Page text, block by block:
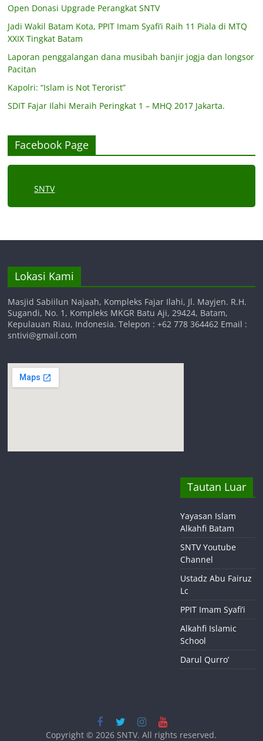
Open Donasi Upgrade Perangkat SNTV
Jadi Wakil Batam Kota, PPIT Imam Syafi’i Raih 11 Piala di MTQ
XXIX Tingkat Batam
Laporan penggalangan dana musibah banjir jogja dan longsor
Pacitan
Kapolri: “Islam is Not Terorist”
SDIT Fajar Ilahi Meraih Peringkat 1 – MHQ 2017 Jakarta.
Facebook Page
SNTV
Lokasi Kami
Masjid Sabiilun Najaah, Kompleks Fajar Ilahi, Jl. Mayjen. R.H.
Sugandi, No. 1, Kompleks MKGR Batu Aji, 29424, Batam,
Kepulauan Riau, Indonesia. Telepon : +62 778 364462 Email :
sntivi@gmail.com
Tautan Luar
Yayasan Islam
Alkahfi Batam
SNTV Youtube
Channel
Ustadz Abu Fairuz
Lc
PPIT Imam Syafi’i
Alkahfi Islamic
School
Darul Qurro’
Copyright © 2026 SNTV. All rights reserved.